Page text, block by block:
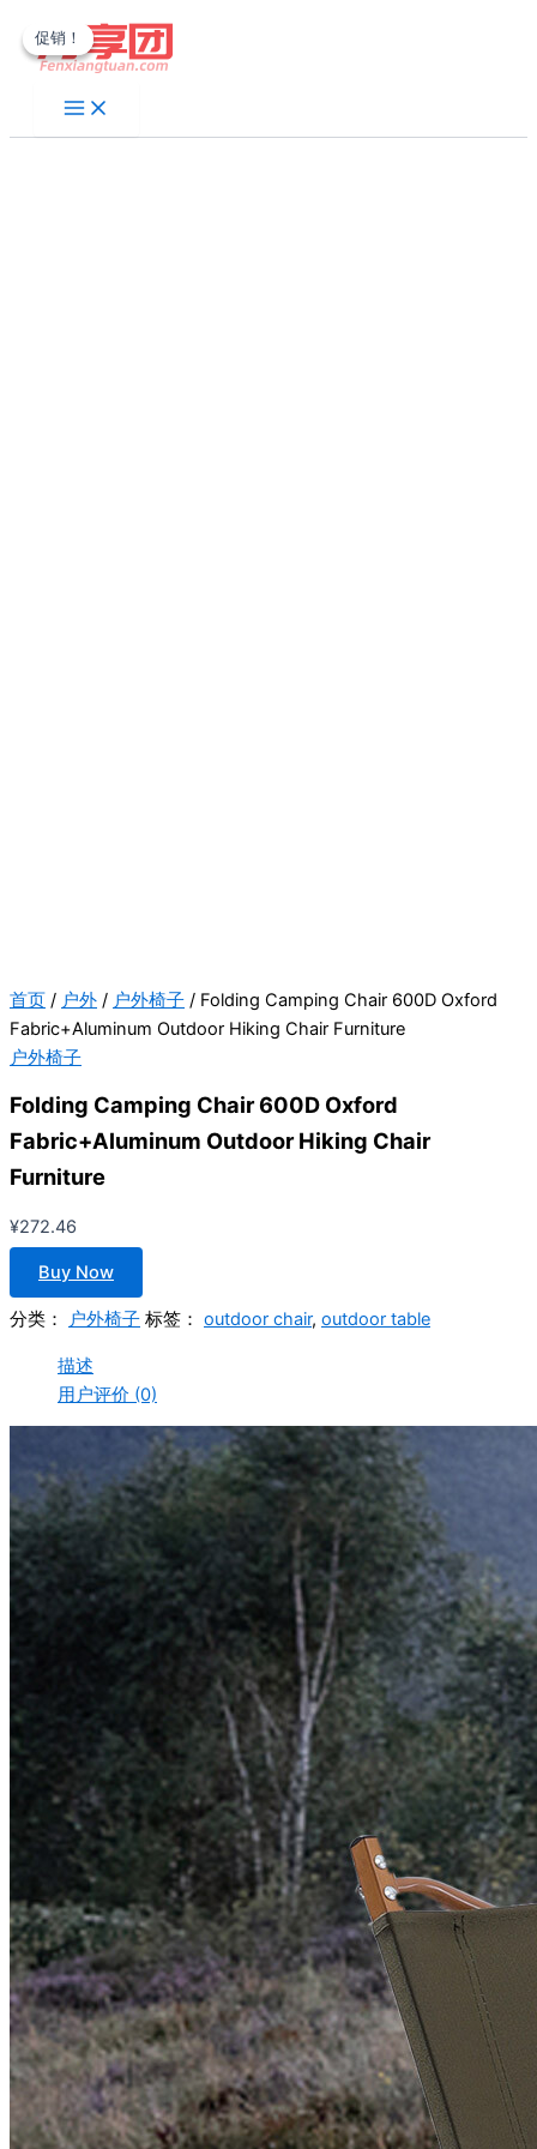
至
首页 / 户外 / 户外椅子 / Folding Camping Chair 600D Oxford
Fabric+Aluminum Outdoor Hiking Chair Furniture
户外椅子
Folding Camping Chair 600D Oxford
Fabric+Aluminum Outdoor Hiking Chair
Furniture
¥272.46
Buy Now
分类： 户外椅子 标签： outdoor chair, outdoor table
描述
用户评价 (0)
促销！
促销！